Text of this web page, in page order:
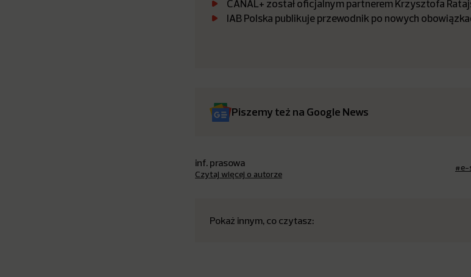
CANAL+ został oficjalnym partnerem Krzysztofa
IAB Polska publikuje przewodnik po nowych
Piszemy też na Google News
inf. prasowa
Czytaj więcej o autorze
#e-
Pokaż innym, co czytasz: